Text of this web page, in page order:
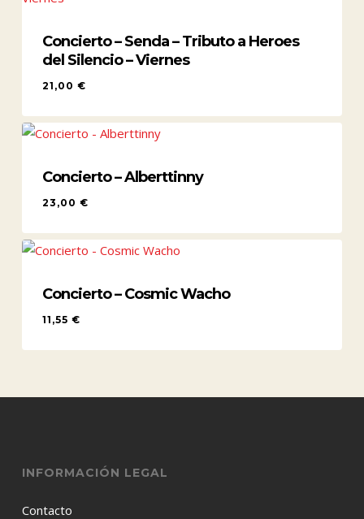
Concierto – Senda – Tributo a Heroes
del Silencio – Viernes
21,00 €
Concierto – Alberttinny
23,00 €
Concierto – Cosmic Wacho
11,55 €
INFORMACIÓN LEGAL
Contacto